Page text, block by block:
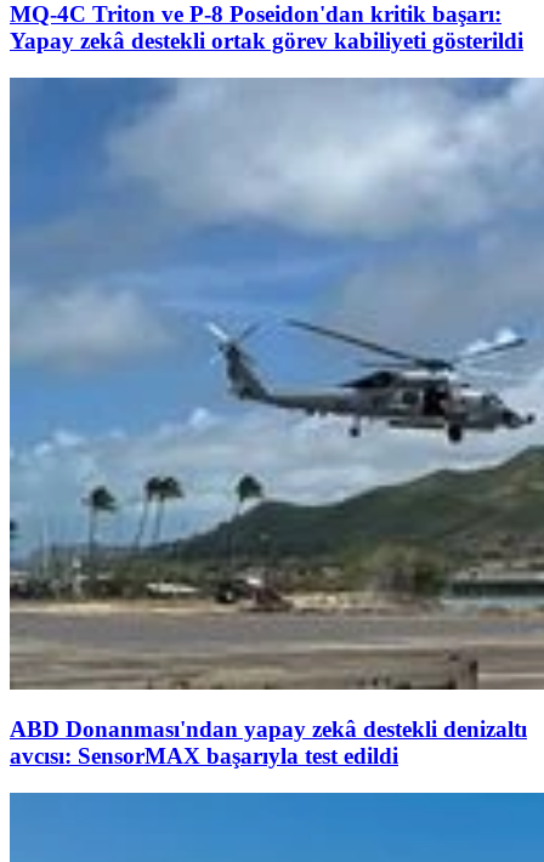
MQ-4C Triton ve P-8 Poseidon'dan kritik başarı:
Yapay zekâ destekli ortak görev kabiliyeti gösterildi
ABD Donanması'ndan yapay zekâ destekli denizaltı
avcısı: SensorMAX başarıyla test edildi